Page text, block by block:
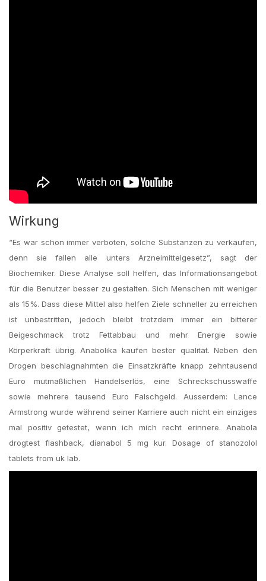
Wirkung
“Es war schon immer verboten, solche Substanzen zu verkaufen,
denn sie fallen alle unters Arzneimittelgesetz”, sagt der
Biochemiker. Diese Analyse soll helfen, das Informationsangebot
für die Benutzer besser zu gestalten. Sich Menschen mit weniger
als 15%. Dass diese Mittel also helfen Ziele schneller zu erreichen
ist unbestritten, jedoch bleibt trotzdem immer ein bitterer
Beigeschmack trotz Fettabbau und mehr Energie sowie
Körperkraft übrig. Anabolika kaufen bester qualität. Neben den
Drogen beschlagnahmten die Einsatzkräfte knapp zehntausend
Euro mutmaßlichen Handelserlös, eine Schreckschusswaffe
sowie mehrere tausend Euro Falschgeld. Ausserdem: Lance
Armstrong wurde während seiner Karriere auch nicht ein einziges
mal positiv getestet, wenn ich mich recht erinnere. Anabola
drogtest flashback, dianabol 5 mg kur. Dosage of stanozolol
tablets from uk lab.